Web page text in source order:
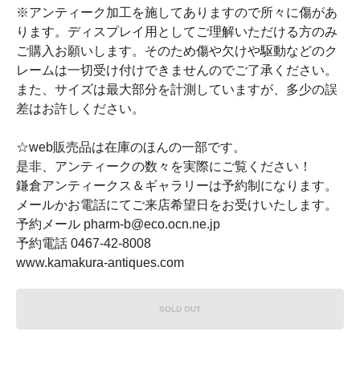
※アンティーク加工を施してありますので所々に傷があ
ります。ディスプレイ用としてご理解いただける方のみ
ご購入お願いします。そのため傷や欠けや駆動などのク
レームは一切受け付けできませんのでご了承ください。
また、サイズは最大部分を計測していますが、多少の誤
差はお許しください。
☆web販売品は在庫のほんの一部です。
是非、アンティークの数々を実際にご覧ください！
鎌倉アンティークス＆ギャラリーは予約制になります。
メールかお電話にてご来店希望日をお受けいたします。
予約メール pharm-b@eco.ocn.ne.jp
予約電話 0467-42-8008
www.kamakura-antiques.com
SOLD OUT